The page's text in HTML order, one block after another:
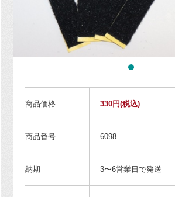
商品価格 330円(税込)
商品番号 6098
納期 3〜6営業日で発送